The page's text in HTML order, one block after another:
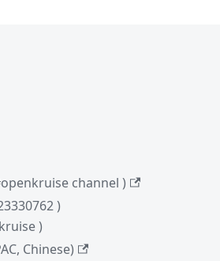
channel )
)
)
Chinese)